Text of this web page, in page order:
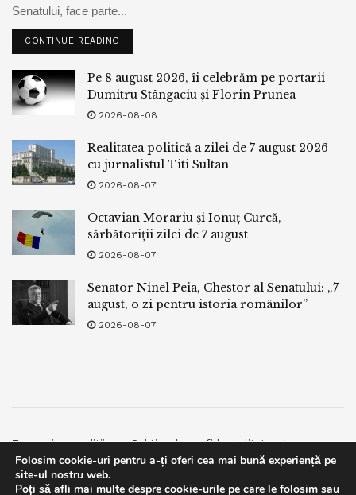
Senatului, face parte...
CONTINUE READING
Pe 8 august 2026, îi celebrăm pe portarii
Dumitru Stângaciu și Florin Prunea
2026-08-08
Realitatea politică a zilei de 7 august 2026
cu jurnalistul Titi Sultan
2026-08-07
Octavian Morariu și Ionuț Curcă,
sărbătoriții zilei de 7 august
2026-08-07
Senator Ninel Peia, Chestor al Senatului: „7
august, o zi pentru istoria românilor”
2026-08-07
Termeni si conditii
Politica de confidentialitate
Facebook
Contact
© 2019bpnews- Business & Politics Newsbpnews.
Folosim cookie-uri pentru a-ți oferi cea mai bună experiență pe
site-ul nostru web.
Poți să afli mai multe despre cookie-urile pe care le folosim sau